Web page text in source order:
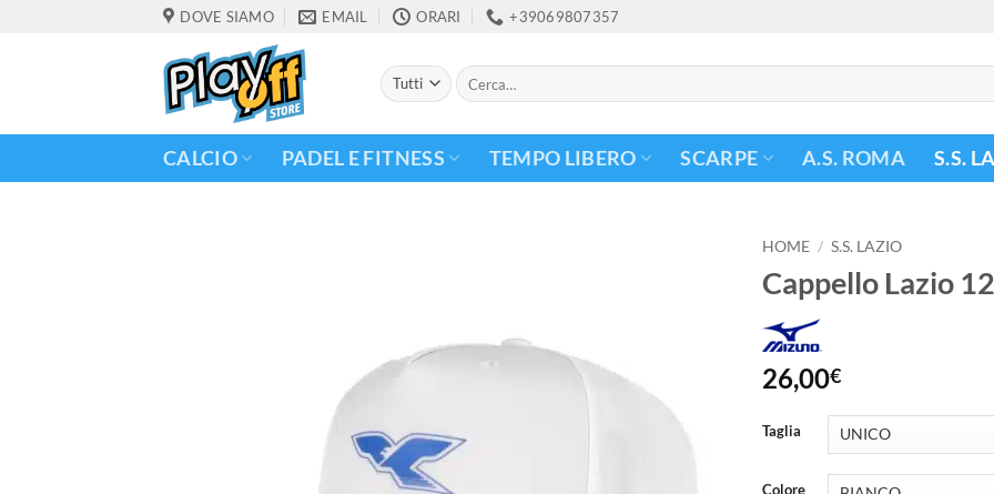
DOVE SIAMO EMAIL ORARI +39069807357
Cerca:
CALCIO PADEL E FITNESS TEMPO LIBERO SCARPE A.S. ROMA S.S.
HOME / S.S. LAZIO
Cappello Lazio
26,00€
Taglia
Colore